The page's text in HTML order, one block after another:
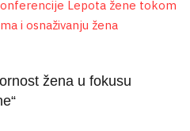
žena u fokusu